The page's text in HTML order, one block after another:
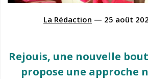
La Rédaction — 25 août
Rejouis, une nouvelle
propose une approche